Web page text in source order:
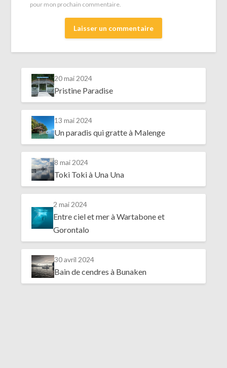
pour mon prochain commentaire.
20 mai 2024
Pristine Paradise
13 mai 2024
Un paradis qui gratte à Malenge
8 mai 2024
Toki Toki à Una Una
2 mai 2024
Entre ciel et mer à Wartabone et
Gorontalo
30 avril 2024
Bain de cendres à Bunaken